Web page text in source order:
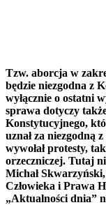
Tzw. aborcja w
będzie niezgodna z
wyłącznie o ostatni
sprawa dotyczy
Konstytucyjnego,
uznał za niezgodną
wywołał protesty,
orzeczniczej. Tutaj
Michał
Człowieka i Prawa
„Aktualności dnia”